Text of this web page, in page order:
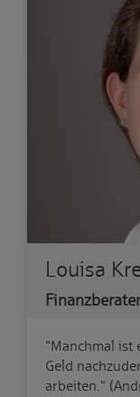
Louisa
"Manchmal ist
Geld
arbeiten."